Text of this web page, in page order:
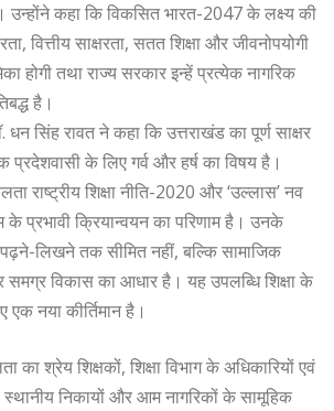
उन्होंने कहा कि विकसित भारत-2047 के लक्ष्य की
वित्तीय साक्षरता, सतत शिक्षा और जीवनोपयोगी
होगी तथा राज्य सरकार इन्हें प्रत्येक नागरिक
है।
धन सिंह रावत ने कहा कि उत्तराखंड का पूर्ण साक्षर
प्रदेशवासी के लिए गर्व और हर्ष का विषय है।
राष्ट्रीय शिक्षा नीति-2020 और ‘उल्लास’ नव
के प्रभावी क्रियान्वयन का परिणाम है। उनके
लिखने तक सीमित नहीं, बल्कि सामाजिक
समग्र विकास का आधार है। यह उपलब्धि शिक्षा के
एक नया कीर्तिमान है।
का श्रेय शिक्षकों, शिक्षा विभाग के अधिकारियों एवं
स्थानीय निकायों और आम नागरिकों के सामूहिक